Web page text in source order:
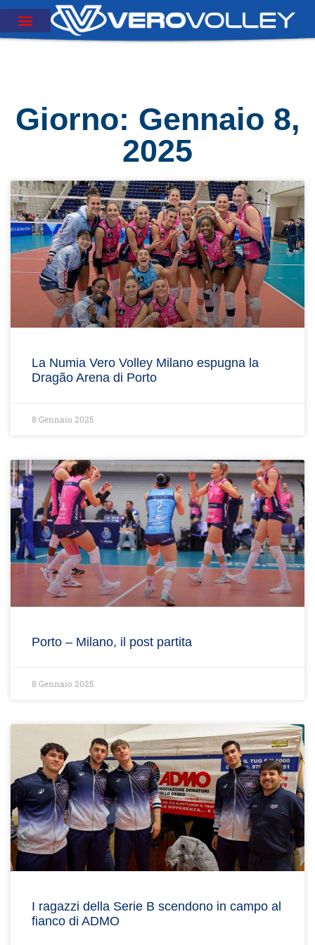
Giorno: Gennaio 8,
2025
La Numia Vero Volley Milano espugna la
Dragão Arena di Porto
8 Gennaio 2025
Porto – Milano, il post partita
8 Gennaio 2025
I ragazzi della Serie B scendono in campo al
fianco di ADMO